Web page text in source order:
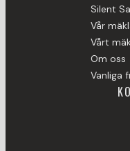
Silent
Vår
Vårt
Om oss
Vanliga